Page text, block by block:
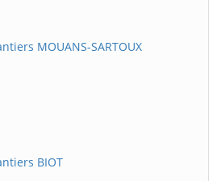
MOUANS-SARTOUX
BIOT